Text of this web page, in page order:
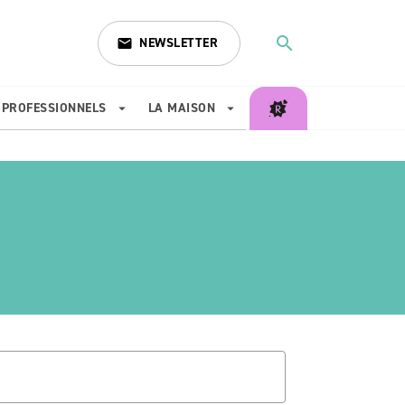
email NEWSLETTER search
PROFESSIONNELS arrow_drop_down LA MAISON arrow_drop_down
search